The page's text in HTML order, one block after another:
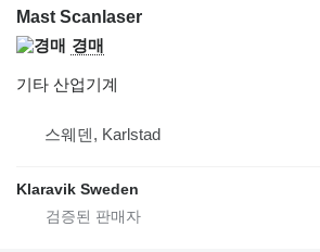
Mast Scanlaser
경매
기타 산업기계
스웨덴, Karlstad
Klaravik Sweden